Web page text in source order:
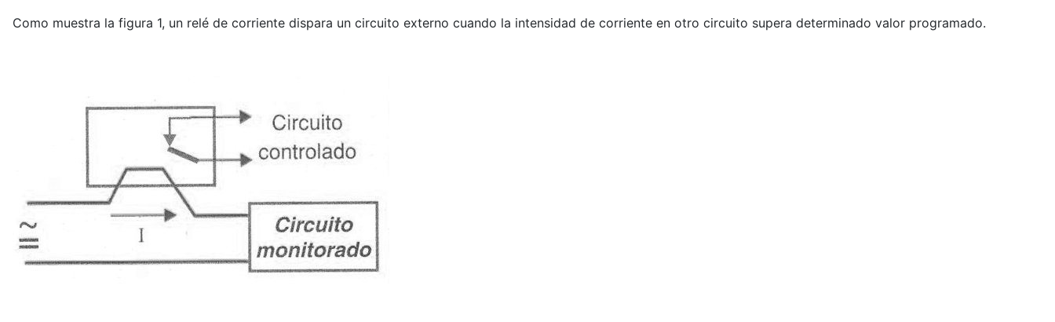
Como muestra la figura 1, un relé de corriente dispara un circuito externo cuando la intensidad de corriente en otro circuito supera determinado valor programado.